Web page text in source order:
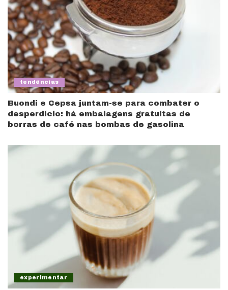
tendências
Buondi e Cepsa juntam-se para combater o
desperdício: há embalagens gratuitas de
borras de café nas bombas de gasolina
experimentar